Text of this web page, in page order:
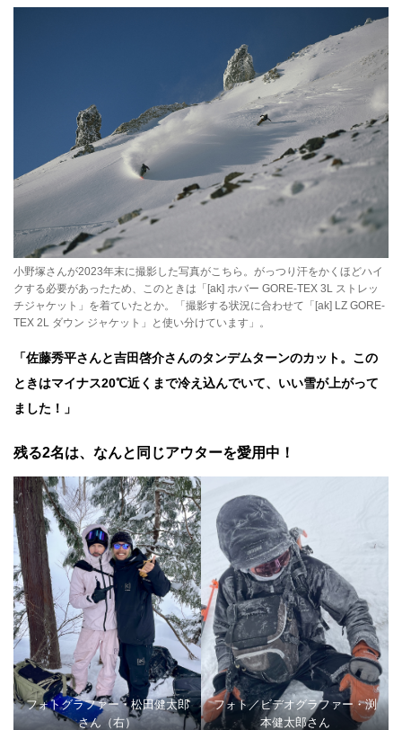
小野塚さんが2023年末に撮影した写真がこちら。がっつり汗をかくほどハイ
クする必要があったため、このときは「[ak] ホバー GORE-TEX 3L ストレッ
チジャケット」を着ていたとか。「撮影する状況に合わせて「[ak] LZ GORE-
TEX 2L ダウン ジャケット」と使い分けています」。
「佐藤秀平さんと吉田啓介さんのタンデムターンのカット。この
ときはマイナス20℃近くまで冷え込んでいて、いい雪が上がって
ました！」
残る2名は、なんと同じアウターを愛用中！
フォトグラファー・松田健太郎
さん（右）
フォト／ビデオグラファー・渕
本健太郎さん